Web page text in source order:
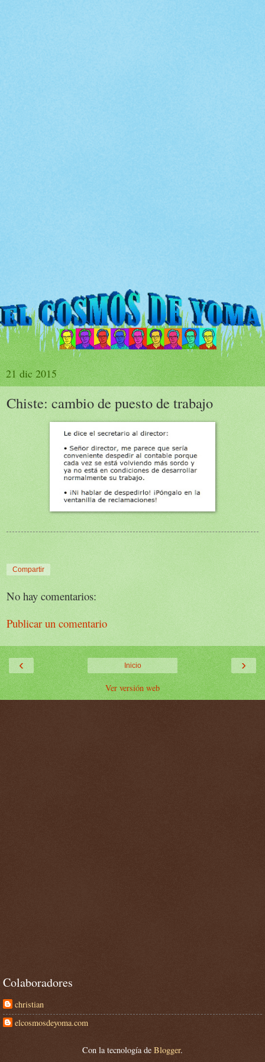
21 dic 2015
Chiste: cambio de puesto de trabajo
Compartir
No hay comentarios:
Publicar un comentario
‹ ›
Inicio
Ver versión web
Colaboradores
christian
elcosmosdeyoma.com
Con la tecnología de Blogger.